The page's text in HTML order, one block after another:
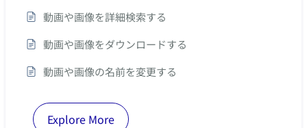
動画や画像を詳細検索する
動画や画像をダウンロードする
動画や画像の名前を変更する
Explore More